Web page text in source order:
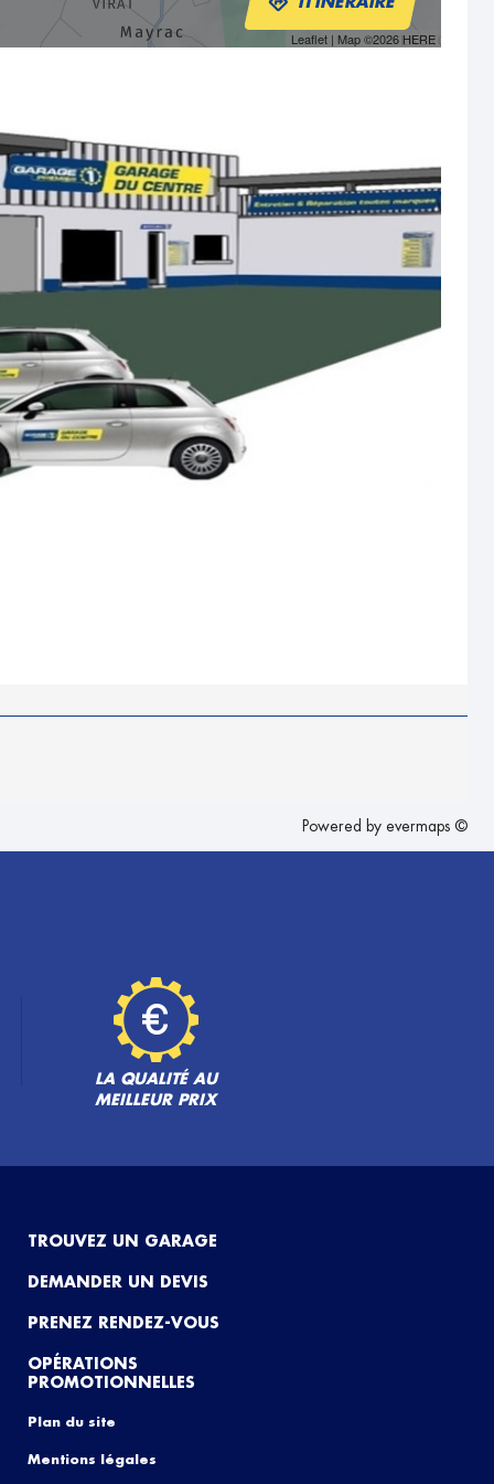
Leaflet | Map ©2026 HERE
Powered by evermaps ©
LA QUALITÉ AU
MEILLEUR PRIX
TROUVEZ UN GARAGE
DEMANDER UN DEVIS
PRENEZ RENDEZ-VOUS
OPÉRATIONS
PROMOTIONNELLES
Plan du site
Mentions légales